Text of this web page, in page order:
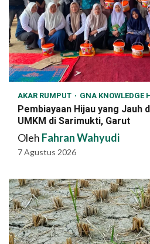
AKAR RUMPUT GNA KNOWLEDGE
Pembiayaan Hijau yang Jauh
UMKM di Sarimukti, Garut
Oleh Fahran Wahyudi
7 Agustus 2026